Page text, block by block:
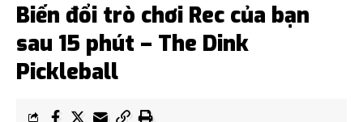
Biến đổi trò chơi Rec của bạn
sau 15 phút – The Dink
Pickleball